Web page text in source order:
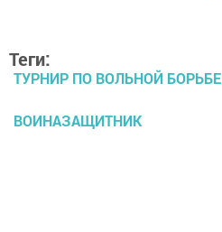
Теги:
ТУРНИР ПО ВОЛЬНОЙ БОРЬБЕ
ВОИНАЗАЩИТНИК